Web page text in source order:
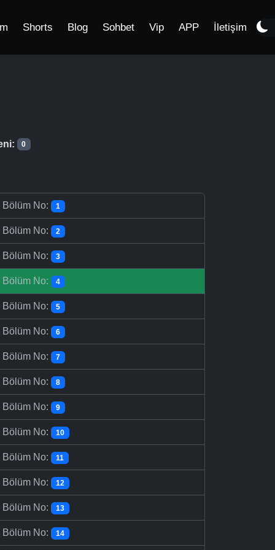
Shorts Blog Sohbet Vip APP İletişim
0
Bölüm No: 1
Bölüm No: 2
Bölüm No: 3
Bölüm No: 4
Bölüm No: 5
Bölüm No: 6
Bölüm No: 7
Bölüm No: 8
Bölüm No: 9
Bölüm No: 10
Bölüm No: 11
Bölüm No: 12
Bölüm No: 13
Bölüm No: 14